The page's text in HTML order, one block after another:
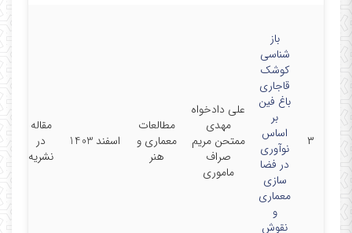
۳
باز
شناسی
کوشک
قاجاری
باغ فین
بر
اساس
نوآوری
در فضا
سازی
معماری
و
نقوش
علی دادخواه
مهدی
ممتحن مریم
صراف
ماموری
مطالعات
معماری و
هنر
اسفند 1403
مقاله
در
نشریه